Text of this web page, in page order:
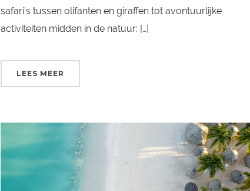
safari’s tussen olifanten en giraffen tot avontuurlijke
activiteiten midden in de natuur: […]
LEES MEER